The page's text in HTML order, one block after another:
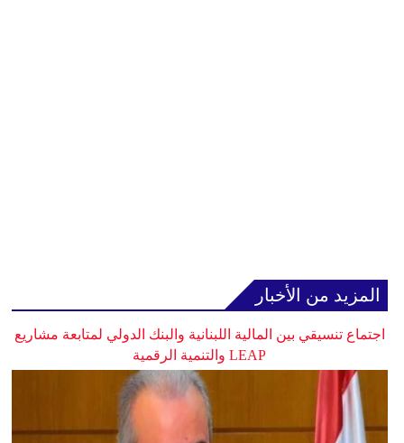
المزيد من الأخبار
اجتماع تنسيقي بين المالية اللبنانية والبنك الدولي لمتابعة مشاريع
LEAP والتنمية الرقمية